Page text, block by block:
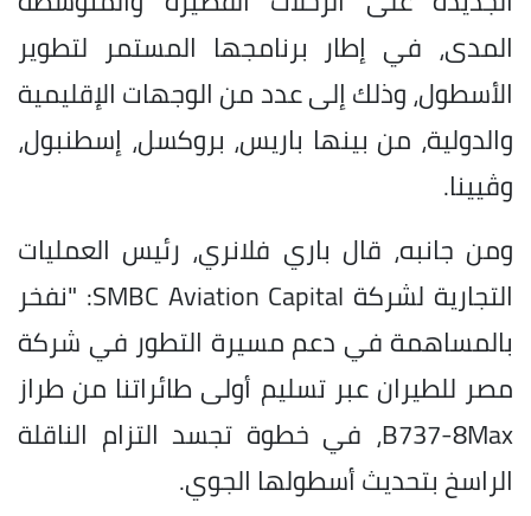
المدى، في إطار برنامجها المستمر لتطوير
الأسطول، وذلك إلى عدد من الوجهات الإقليمية
والدولية، من بينها باريس، بروكسل، إسطنبول،
وڤيينا.
ومن جانبه، قال باري فلانري، رئيس العمليات
التجارية لشركة SMBC Aviation Capital: "نفخر
بالمساهمة في دعم مسيرة التطور في شركة
مصر للطيران عبر تسليم أولى طائراتنا من طراز
B737-8Max، في خطوة تجسد التزام الناقلة
الراسخ بتحديث أسطولها الجوي.